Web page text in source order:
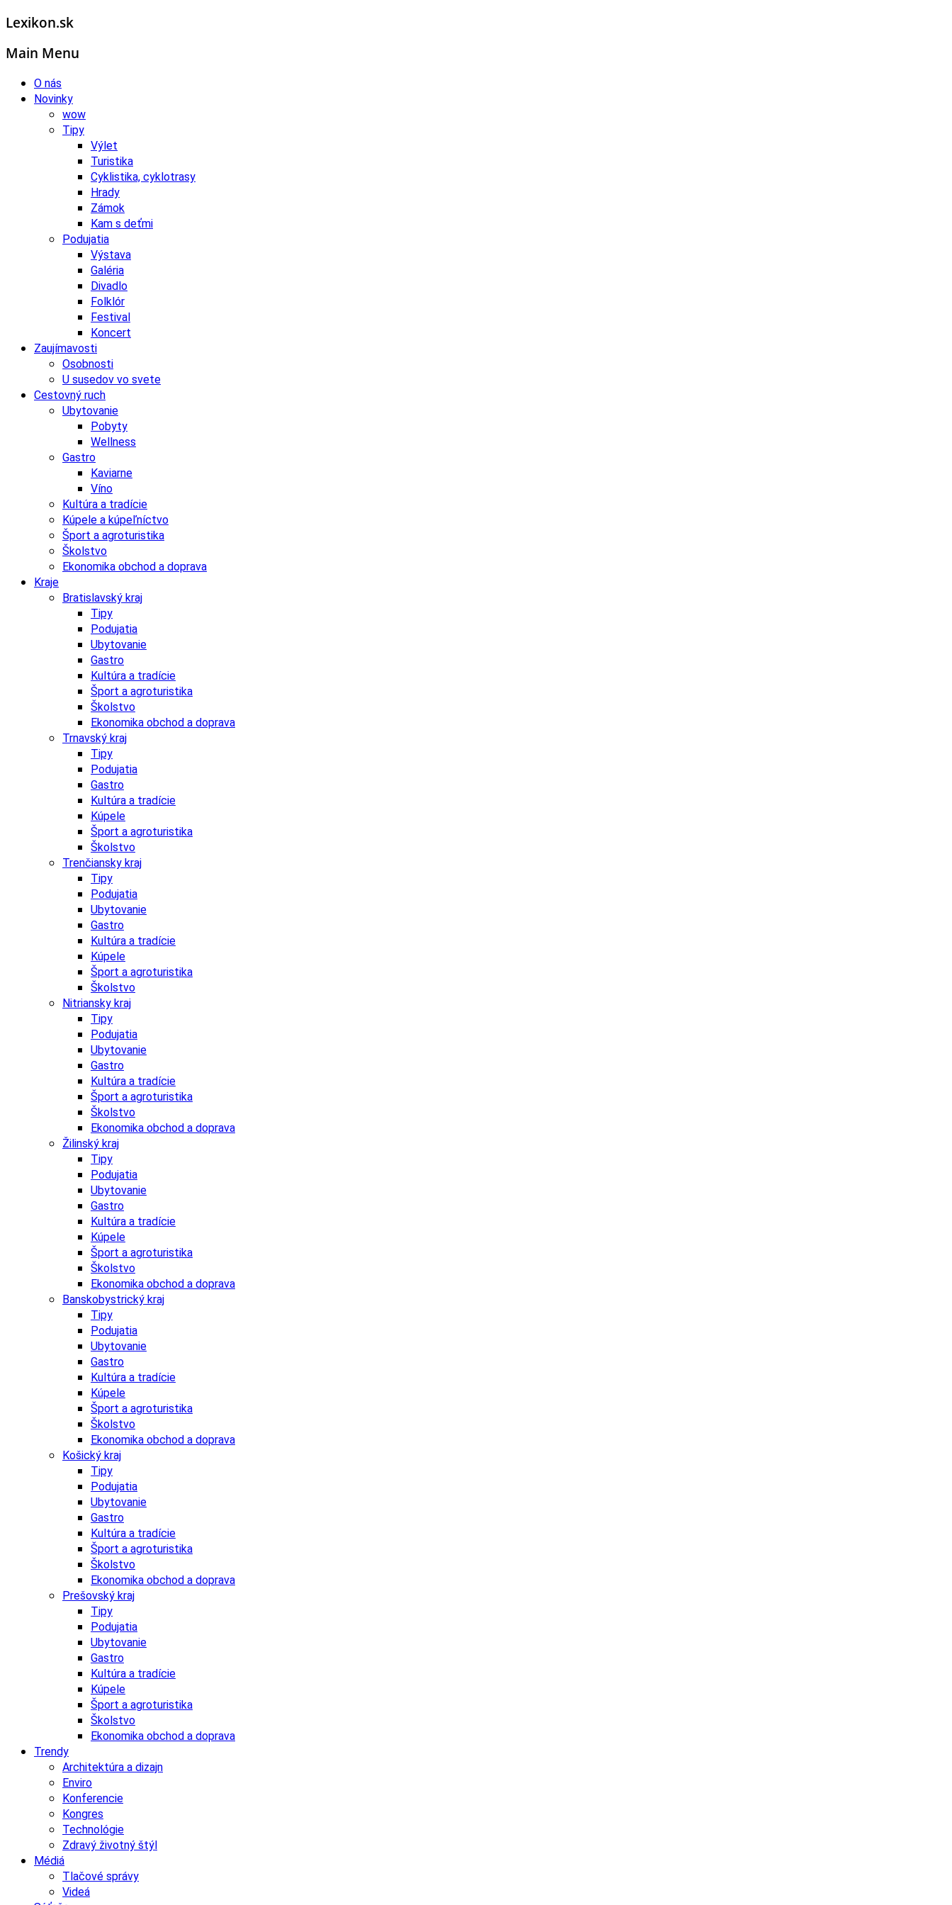
Lexikon.sk
Main Menu
O nás
Novinky
wow
Tipy
Výlet
Turistika
Cyklistika, cyklotrasy
Hrady
Zámok
Kam s deťmi
Podujatia
Výstava
Galéria
Divadlo
Folklór
Festival
Koncert
Zaujímavosti
Osobnosti
U susedov vo svete
Cestovný ruch
Ubytovanie
Pobyty
Wellness
Gastro
Kaviarne
Víno
Kultúra a tradície
Kúpele a kúpeľníctvo
Šport a agroturistika
Školstvo
Ekonomika obchod a doprava
Kraje
Bratislavský kraj
Tipy
Podujatia
Ubytovanie
Gastro
Kultúra a tradície
Šport a agroturistika
Školstvo
Ekonomika obchod a doprava
Trnavský kraj
Tipy
Podujatia
Gastro
Kultúra a tradície
Kúpele
Šport a agroturistika
Školstvo
Trenčiansky kraj
Tipy
Podujatia
Ubytovanie
Gastro
Kultúra a tradície
Kúpele
Šport a agroturistika
Školstvo
Nitriansky kraj
Tipy
Podujatia
Ubytovanie
Gastro
Kultúra a tradície
Šport a agroturistika
Školstvo
Ekonomika obchod a doprava
Žilinský kraj
Tipy
Podujatia
Ubytovanie
Gastro
Kultúra a tradície
Kúpele
Šport a agroturistika
Školstvo
Ekonomika obchod a doprava
Banskobystrický kraj
Tipy
Podujatia
Ubytovanie
Gastro
Kultúra a tradície
Kúpele
Šport a agroturistika
Školstvo
Ekonomika obchod a doprava
Košický kraj
Tipy
Podujatia
Ubytovanie
Gastro
Kultúra a tradície
Šport a agroturistika
Školstvo
Ekonomika obchod a doprava
Prešovský kraj
Tipy
Podujatia
Ubytovanie
Gastro
Kultúra a tradície
Kúpele
Šport a agroturistika
Školstvo
Ekonomika obchod a doprava
Trendy
Architektúra a dizajn
Enviro
Konferencie
Kongres
Technológie
Zdravý životný štýl
Médiá
Tlačové správy
Videá